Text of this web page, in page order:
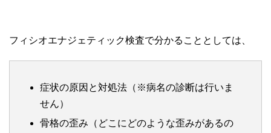
フィシオエナジェティック検査で分かることとしては、
症状の原因と対処法（※病名の診断は行いま
せん）
骨格の歪み（どこにどのような歪みがあるの